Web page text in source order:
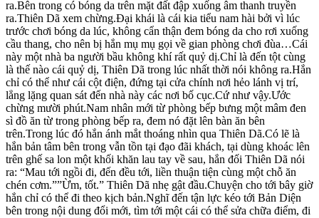
ra.Bên trong có bóng da trên mặt đất đập xuống âm thanh truyền
ra.Thiên Dã xem chừng.Đại khái là cái kia tiểu nam hài bởi vì lúc
trước chơi bóng da lúc, không cẩn thận đem bóng da cho rơi xuống
cầu thang, cho nên bị hắn mụ mụ gọi về gian phòng chơi đùa…Cái
này một nhà ba người bầu không khí rất quỷ dị.Chỉ là đến tột cùng
là thế nào cái quỷ dị, Thiên Dã trong lúc nhất thời nói không ra.Hắn
chỉ có thể như cái cột điện, đứng tại cửa chính nơi hẻo lánh vị trí,
lẳng lặng quan sát đến nhà này các nơi bố cục.Cứ như vậy.Ước
chừng mười phút.Nam nhân mới từ phòng bếp bưng một mâm đen
sì đồ ăn từ trong phòng bếp ra, đem nó đặt lên bàn ăn bên
trên.Trong lúc đó hắn ánh mắt thoáng nhìn qua Thiên Dã.Có lẽ là
hắn bản tâm bên trong vẫn tồn tại đạo đãi khách, tại dùng khoác lên
trên ghế sa lon một khối khăn lau tay về sau, hắn đối Thiên Dã nói
ra: “Mau tới ngồi đi, đến đều tới, liền thuận tiện cùng một chỗ ăn
chén cơm.””Ừm, tốt.” Thiên Dã nhẹ gật đầu.Chuyện cho tới bây giờ
hắn chỉ có thể đi theo kịch bản.Nghĩ đến tận lực kéo tới Bản Diện
bên trong nội dung đổi mới, tìm tới một cái có thể sửa chữa điểm, đi